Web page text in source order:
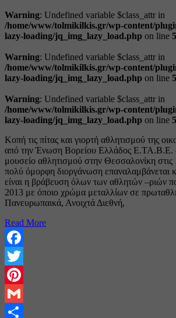
Warning: Undefined variable $class_attr in
/home/www/tolmikilkis.gr/wp-content/
lazy-loading/jq_img_lazy_load.php on line
Warning: Undefined variable $class_attr in
/home/www/tolmikilkis.gr/wp-content/
lazy-loading/jq_img_lazy_load.php on line
Warning: Undefined variable $class_attr in
/home/www/tolmikilkis.gr/wp-content/
lazy-loading/jq_img_lazy_load.php on line
Κοπή τις πίτας και γιορτή αθλητισμού της
από την Ένωση Βορείου Ελλάδος Ε.ΤΑ.Β.Ε.
μουσείο αθλητισμού στην Θεσσαλονίκη
πολύ όμορφη διοργάνωση επαναλαμβάνεται
είναι η βράβευση όλων των αθλητών –ριών
2013 με όποιο χρώμα μεταλλίων σε
Πανευρωπαικά, Ανοιχτά Διεθνή,
Read More
Facebook
Twitter
Pinterest
Gmail